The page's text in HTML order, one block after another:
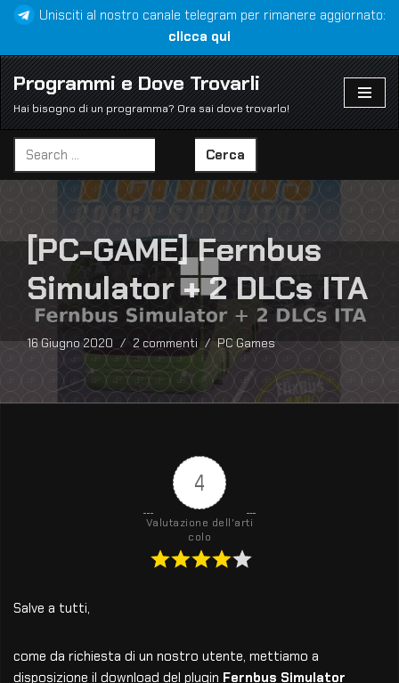
al
contenuto
Unisciti al nostro canale telegram per rimanere aggiornato:
clicca qui
Programmi e Dove Trovarli
Hai bisogno di un programma? Ora sai dove trovarlo!
Cerca
[PC-GAME] Fernbus
Simulator + 2 DLCs ITA
16 Giugno 2020 2 commenti PC Games
4
Valutazione dell'arti
colo
Salve a tutti,
come da richiesta di un nostro utente, mettiamo a
disposizione il download del plugin Fernbus Simulator